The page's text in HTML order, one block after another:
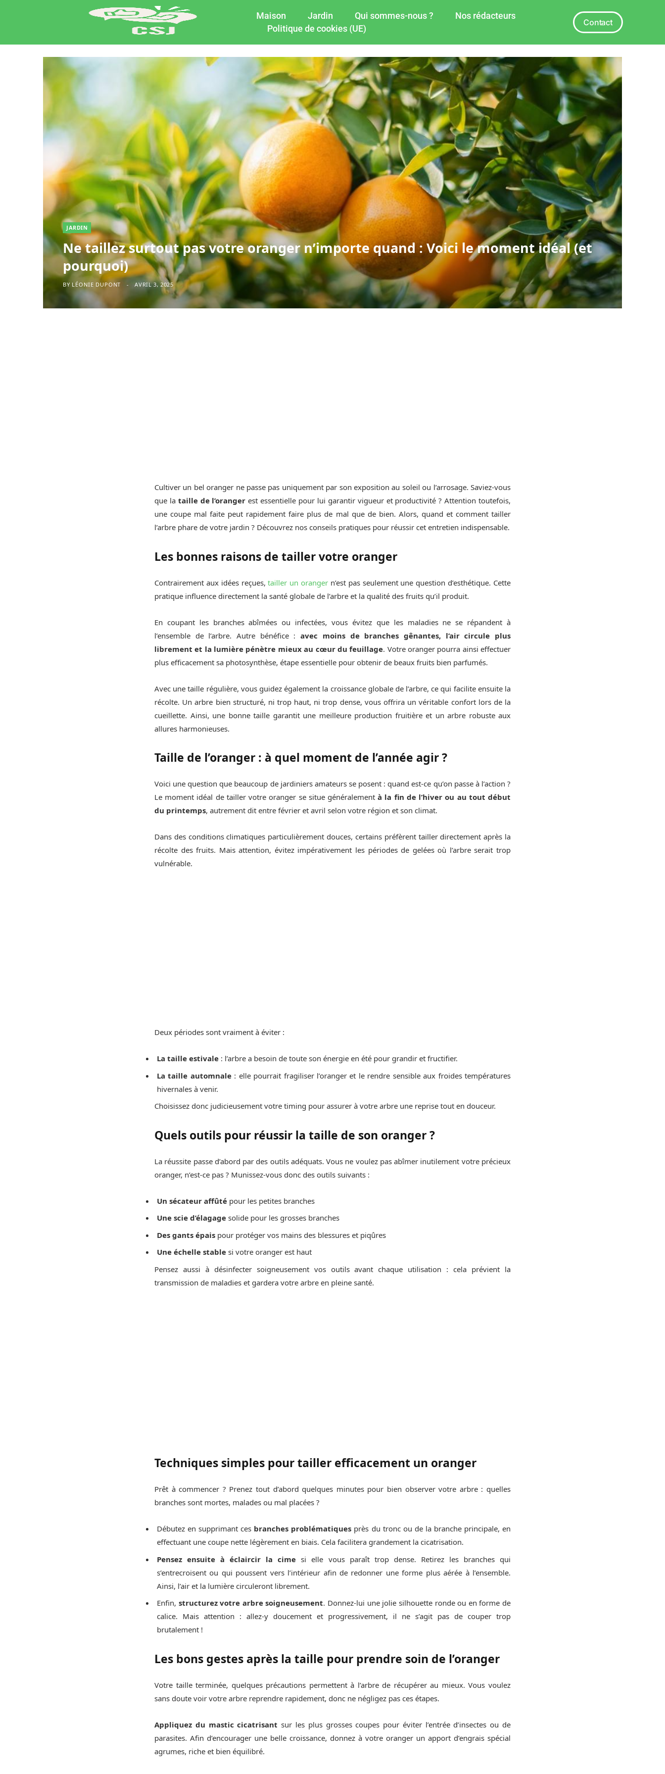
Maison Jardin Qui sommes-nous ?
Nos rédacteurs
Politique de cookies (UE)
Contact
JARDIN
Ne taillez surtout pas votre oranger n’importe quand : Voici le moment idéal (et
pourquoi)
BY LÉONIE DUPONT AVRIL 3, 2025
Cultiver un bel oranger ne passe pas uniquement par son exposition au soleil ou l’arrosage. Saviez-vous
que la taille de l’oranger est essentielle pour lui garantir vigueur et productivité ? Attention toutefois,
une coupe mal faite peut rapidement faire plus de mal que de bien. Alors, quand et comment tailler
l’arbre phare de votre jardin ? Découvrez nos conseils pratiques pour réussir cet entretien indispensable.
Les bonnes raisons de tailler votre oranger
Contrairement aux idées reçues,tailler un oranger n’est pas seulement une question d’esthétique. Cette
pratique influence directement la santé globale de l’arbre et la qualité des fruits qu’il produit.
En coupant les branches abîmées ou infectées, vous évitez que les maladies ne se répandent à
l’ensemble de l’arbre. Autre bénéfice :avec moins de branches gênantes, l’air circule plus
librement et la lumière pénètre mieux au cœur du feuillage. Votre oranger pourra ainsi effectuer
plus efficacement sa photosynthèse, étape essentielle pour obtenir de beaux fruits bien parfumés.
Avec une taille régulière, vous guidez également la croissance globale de l’arbre, ce qui facilite ensuite la
récolte. Un arbre bien structuré, ni trop haut, ni trop dense, vous offrira un véritable confort lors de la
cueillette. Ainsi, une bonne taille garantit une meilleure production fruitière et un arbre robuste aux
allures harmonieuses.
Taille de l’oranger : à quel moment de l’année agir ?
Voici une question que beaucoup de jardiniers amateurs se posent : quand est-ce qu’on passe à l’action ?
Le moment idéal de tailler votre oranger se situe généralement à la fin de l’hiver ou au tout début
du printemps, autrement dit entre février et avril selon votre région et son climat.
Dans des conditions climatiques particulièrement douces, certains préfèrent tailler directement après la
récolte des fruits. Mais attention, évitez impérativement les périodes de gelées où l’arbre serait trop
vulnérable.
Deux périodes sont vraiment à éviter :
La taille estivale : l’arbre a besoin de toute son énergie en été pour grandir et fructifier.
La taille automnale : elle pourrait fragiliser l’oranger et le rendre sensible aux froides températures
hivernales à venir.
Choisissez donc judicieusement votre timing pour assurer à votre arbre une reprise tout en douceur.
Quels outils pour réussir la taille de son oranger ?
La réussite passe d’abord par des outils adéquats. Vous ne voulez pas abîmer inutilement votre précieux
oranger, n’est-ce pas ? Munissez-vous donc des outils suivants :
Un sécateur affûté pour les petites branches
Une scie d’élagage solide pour les grosses branches
Des gants épais pour protéger vos mains des blessures et piqûres
Une échelle stable si votre oranger est haut
Pensez aussi à désinfecter soigneusement vos outils avant chaque utilisation : cela prévient la
transmission de maladies et gardera votre arbre en pleine santé.
Techniques simples pour tailler efficacement un oranger
Prêt à commencer ? Prenez tout d’abord quelques minutes pour bien observer votre arbre : quelles
branches sont mortes, malades ou mal placées ?
Débutez en supprimant ces branches problématiques près du tronc ou de la branche principale, en
effectuant une coupe nette légèrement en biais. Cela facilitera grandement la cicatrisation.
Pensez ensuite à éclaircir la cime si elle vous paraît trop dense. Retirez les branches qui
s’entrecroisent ou qui poussent vers l’intérieur afin de redonner une forme plus aérée à l’ensemble.
Ainsi, l’air et la lumière circuleront librement.
Enfin, structurez votre arbre soigneusement. Donnez-lui une jolie silhouette ronde ou en forme de
calice. Mais attention : allez-y doucement et progressivement, il ne s’agit pas de couper trop
brutalement !
Les bons gestes après la taille pour prendre soin de l’oranger
Votre taille terminée, quelques précautions permettent à l’arbre de récupérer au mieux. Vous voulez
sans doute voir votre arbre reprendre rapidement, donc ne négligez pas ces étapes.
Appliquez du mastic cicatrisant sur les plus grosses coupes pour éviter l’entrée d’insectes ou de
parasites. Afin d’encourager une belle croissance, donnez à votre oranger un apport d’engrais spécial
agrumes, riche et bien équilibré.